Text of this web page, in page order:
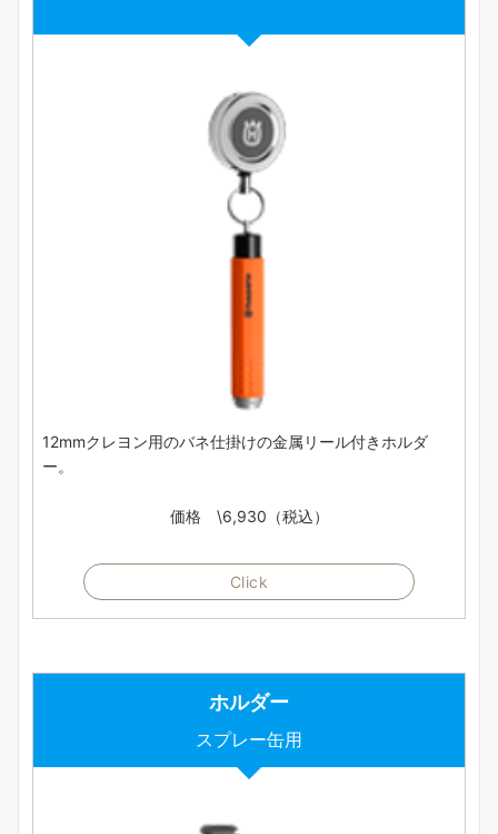
12mmクレヨン用のバネ仕掛けの金属リール付きホルダ
ー。
価格 \6,930（税込）
Click
ホルダー
スプレー缶用